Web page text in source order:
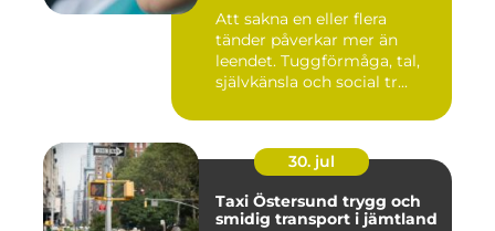
Att sakna en eller flera
tänder påverkar mer än
leendet. Tuggförmåga, tal,
självkänsla och social tr...
30. jul
Taxi Östersund trygg och
smidig transport i jämtland